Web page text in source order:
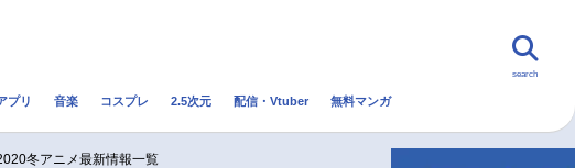
search
プリ 音楽 コスプレ 2.5次元 配信・Vtuber 無料マンガ
冬アニメ最新情報一覧